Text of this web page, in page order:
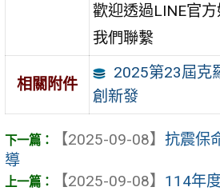
歡迎透過LINE官
我們聯繫
相關附件
2025第23屆克
創新發
【2025-09-08】 抗震保
導
【2025-09-08】 114年